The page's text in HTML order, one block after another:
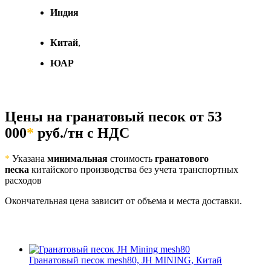
Индия
Китай,
ЮАР
Цены на гранатовый песок от 53
000* руб./тн с НДС
* Указана минимальная стоимость гранатового
песка китайского производства без учета транспортных
расходов
Окончательная цена зависит от объема и места доставки.
Гранатовый песок mesh80, JH MINING, Китай